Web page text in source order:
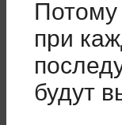
при
будут